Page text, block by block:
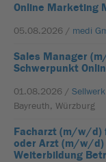
Online Marketing
05.08.2026 / medi
Sales Manager
Schwerpunkt
01.08.2026 /
Bayreuth, Würzburg
Facharzt (m/w/d)
oder Arzt (m/w/d)
Weiterbildung